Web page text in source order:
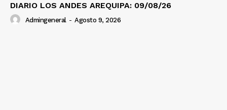
DIARIO LOS ANDES AREQUIPA: 09/08/26
Admingeneral - Agosto 9, 2026